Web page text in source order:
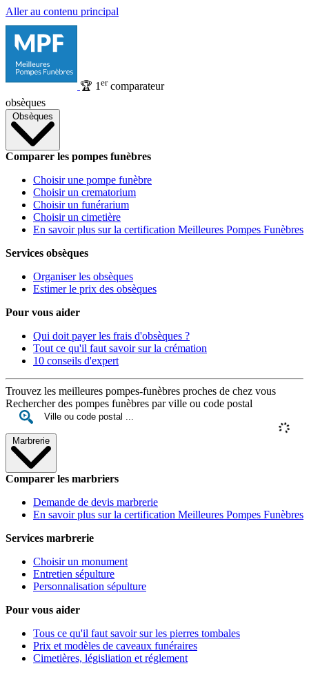
Aller au contenu principal
🏆 1 ercomparateur
obsèques
Obsèques
Comparer les pompes funèbres
Choisir une pompe funèbre
Choisir un crematorium
Choisir un funérarium
Choisir un cimetière
En savoir plus sur la certification Meilleures Pompes Funèbres
Services obsèques
Organiser les obsèques
Estimer le prix des obsèques
Pour vous aider
Qui doit payer les frais d'obsèques ?
Tout ce qu'il faut savoir sur la crémation
10 conseils d'expert
Trouvez les meilleures pompes-funèbres proches de chez vous
Rechercher des pompes funèbres par ville ou code postal
Marbrerie
Comparer les marbriers
Demande de devis marbrerie
En savoir plus sur la certification Meilleures Pompes Funèbres
Services marbrerie
Choisir un monument
Entretien sépulture
Personnalisation sépulture
Pour vous aider
Tous ce qu'il faut savoir sur les pierres tombales
Prix et modèles de caveaux funéraires
Cimetières, législiation et réglement